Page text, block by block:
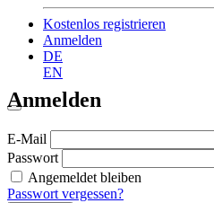
Kostenlos registrieren
Anmelden
DE
EN
Anmelden
E-Mail
Passwort
Angemeldet bleiben
Passwort vergessen?